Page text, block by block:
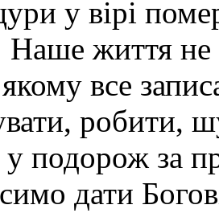
у вірі
Наше життя не
все
робити,
подорож за
дати